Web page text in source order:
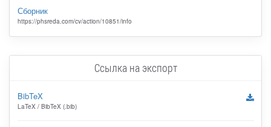
Сборник
https://phsreda.com/cv/action/10851/info
Ссылка на экспорт
BibTeX
LaTeX / BibTeX (.bib)